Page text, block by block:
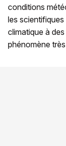
conditions
les
climatique à
phénomène